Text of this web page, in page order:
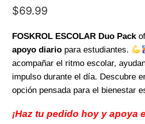
$69.99
FOSKROL ESCOLAR Duo Pack
apoyo diario para estudiantes.
acompañar el ritmo escolar,
impulso durante el día. Descubre
opción pensada para el bienestar
¡Haz tu pedido hoy y apoya